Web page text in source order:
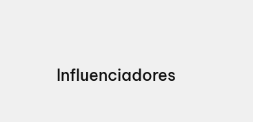
Influenciadores